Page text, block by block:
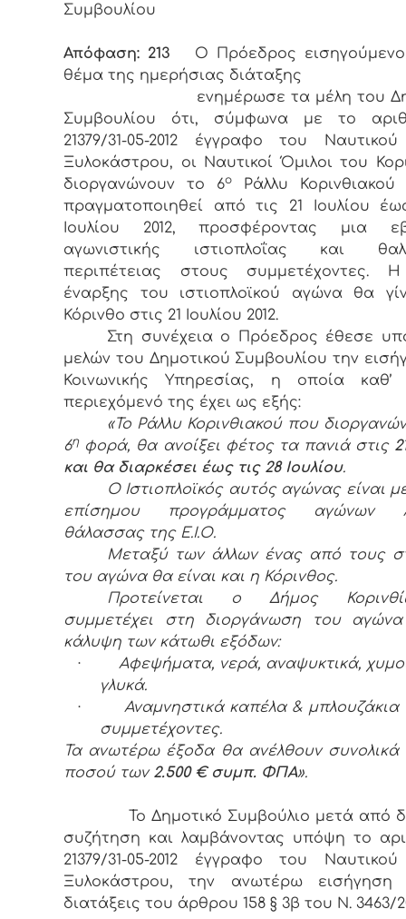
Συμβουλίου
Απόφαση: 213 Ο Πρόεδρος
θέμα της ημερήσιας διάταξης
ενημέρωσε τα μέλη του
Συμβουλίου ότι, σύμφωνα με το
21379/31-05-2012 έγγραφο του
Ξυλοκάστρου, οι Ναυτικοί Όμιλοι του
διοργανώνουν το 6ο
Ράλλυ
πραγματοποιηθεί από τις 21 Ιουλίου
Ιουλίου 2012, προσφέροντας μια
αγωνιστικής ιστιοπλοΐας και
περιπέτειας στους συμμετέχοντες.
έναρξης του ιστιοπλοϊκού αγώνα θα
Κόρινθο στις 21 Ιουλίου 2012.
Στη συνέχεια ο Πρόεδρος έθεσε
μελών του Δημοτικού Συμβουλίου την
Κοινωνικής Υπηρεσίας, η οποία
περιεχόμενό της έχει ως εξής:
«Το Ράλλυ Κορινθιακού που
6ηφορά, θα ανοίξει φέτος τα πανιά στις
και θα διαρκέσει έως τις 28 Ιουλίου.
Ο Ιστιοπλοϊκός αυτός αγώνας είναι
επίσημου προγράμματος αγώνων
θάλασσας της Ε.Ι.Ο.
Μεταξύ των άλλων ένας από τους
του αγώνα θα είναι και η Κόρινθος.
Προτείνεται ο Δήμος
συμμετέχει στη διοργάνωση του
κάλυψη των κάτωθι εξόδων:
·
Αφεψήματα, νερά, αναψυκτικά,
γλυκά.
·
Αναμνηστικά καπέλα & μπλουζάκια
συμμετέχοντες.
Τα ανωτέρω έξοδα θα ανέλθουν
ποσού των 2.500 € συμπ. ΦΠΑ».
Το Δημοτικό Συμβούλιο μετά από
συζήτηση και λαμβάνοντας υπόψη το
21379/31-05-2012 έγγραφο του
Ξυλοκάστρου, την ανωτέρω εισήγηση
διατάξεις του άρθρου 158 § 3β του Ν. 3463/